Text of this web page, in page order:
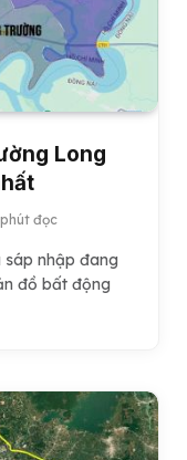
Long
đọc
sáp nhập đang
đồ bất động